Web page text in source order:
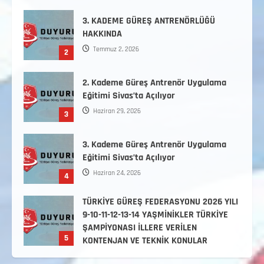
2
3. KADEME GÜREŞ ANTRENÖRLÜĞÜ
HAKKINDA
Temmuz 2, 2026
3
2. Kademe Güreş Antrenör Uygulama
Eğitimi Sivas’ta Açılıyor
Haziran 29, 2026
4
3. Kademe Güreş Antrenör Uygulama
Eğitimi Sivas’ta Açılıyor
Haziran 24, 2026
5
TÜRKİYE GÜREŞ FEDERASYONU 2026 YILI
9-10-11-12-13-14 YAŞMİNİKLER TÜRKİYE
ŞAMPİYONASI İLLERE VERİLEN
KONTENJAN VE TEKNİK KONULAR